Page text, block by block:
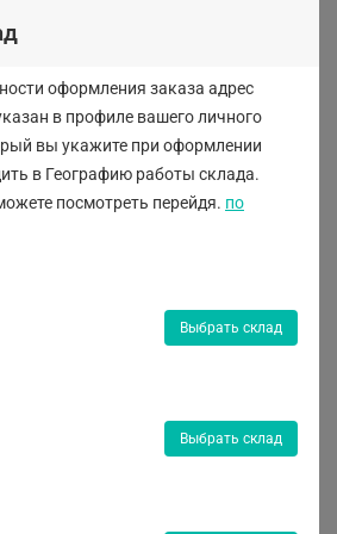
оформления заказа адрес
в профиле вашего личного
вы укажите при оформлении
в Географию работы склада.
посмотреть перейдя. по
Выбрать склад
Выбрать склад